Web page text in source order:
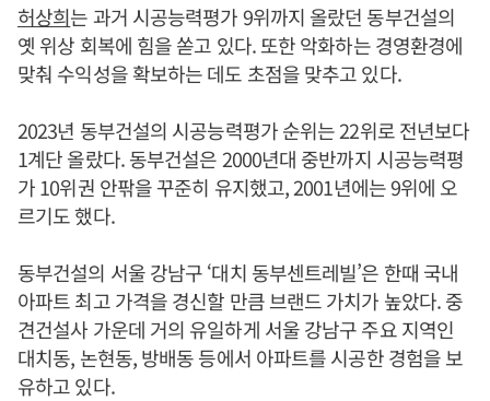
허상희는 과거 시공능력평가 9위까지 올랐던 동부건설의
옛 위상 회복에 힘을 쏟고 있다. 또한 악화하는 경영환경에
맞춰 수익성을 확보하는 데도 초점을 맞추고 있다.
2023년 동부건설의 시공능력평가 순위는 22위로 전년보다
1계단 올랐다. 동부건설은 2000년대 중반까지 시공능력평
가 10위권 안팎을 꾸준히 유지했고, 2001년에는 9위에 오
르기도 했다.
동부건설의 서울 강남구 ‘대치 동부센트레빌’은 한때 국내
아파트 최고 가격을 경신할 만큼 브랜드 가치가 높았다. 중
견건설사 가운데 거의 유일하게 서울 강남구 주요 지역인
대치동, 논현동, 방배동 등에서 아파트를 시공한 경험을 보
유하고 있다.